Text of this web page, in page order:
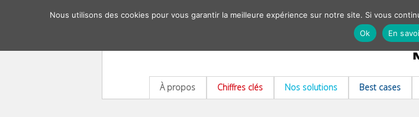
À propos Chiffres clés Nos solutions Best cases
Nous utilisons des cookies pour vous garantir la meilleure expérience sur notre site. Si vous
Ok
En